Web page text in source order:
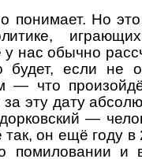
понимает. Но
нас обычно
будет, если не
— что
эту дату
—
он ещё году
и